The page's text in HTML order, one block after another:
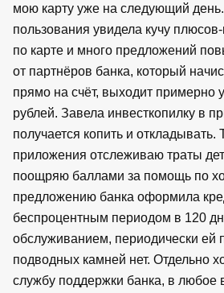
мою карту уже на следующий
пользования увидела кучу
по карте и много предложений
от партнёров банка, который
прямо на счёт, выходит примерно
рублей. Завела инвесткопилку в
получается копить и
приложения отслеживаю траты
поощряю баллами за помощь по
предложению банка оформила
беспроцентным периодом в 120
обслуживанием, периодически ей
подводных камней нет. Отдельно
службу поддержки банка, в любое